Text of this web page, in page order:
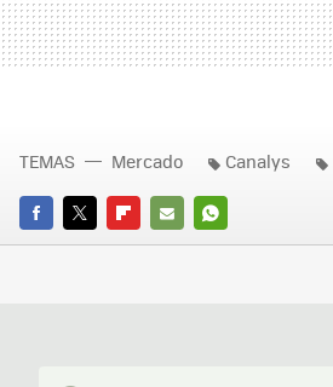
FACEBOOK
TWITTERFLIPBOARD
E-
WHATSAPP
TEMAS Mercado Canalys